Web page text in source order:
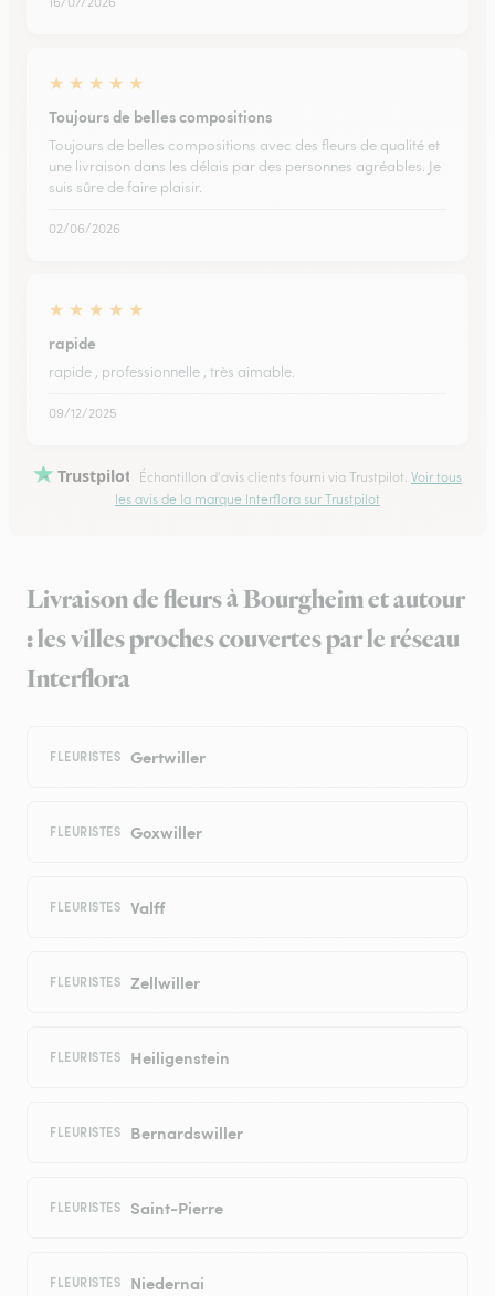
★ ★ ★ ★ ★
Toujours de belles compositions
Toujours de belles compositions avec des fleurs de qualité et
une livraison dans les délais par des personnes agréables. Je
suis sûre de faire plaisir.
02/06/2026
★ ★ ★ ★ ★
rapide
rapide , professionnelle , très aimable.
09/12/2025
Trustpilot Échantillon d'avis clients fourni via Trustpilot. Voir tous
les avis de la marque Interflora sur Trustpilot
Livraison de fleurs à Bourgheim et autour
: les villes proches couvertes par le réseau
Interflora
FLEURISTES Gertwiller
FLEURISTES Goxwiller
FLEURISTES Valff
FLEURISTES Zellwiller
FLEURISTES Heiligenstein
FLEURISTES Bernardswiller
FLEURISTES Saint-Pierre
FLEURISTES Niedernai